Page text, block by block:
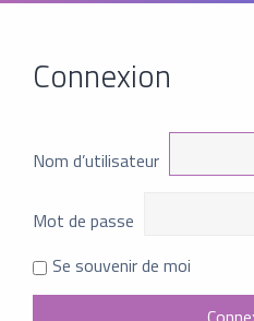
Connexion
Nom d’utilisateur
Mot de passe
Se souvenir de moi